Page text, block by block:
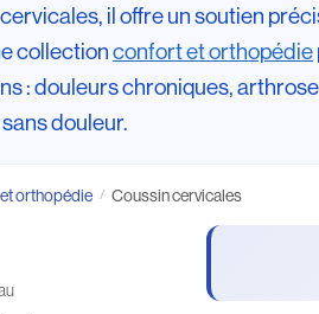
il offre un soutien
collectionconfort et orthopédie
: douleurs chroniques,
douleur.
orthopédie / Coussin cervicales